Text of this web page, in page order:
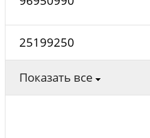
25199250
Показать все